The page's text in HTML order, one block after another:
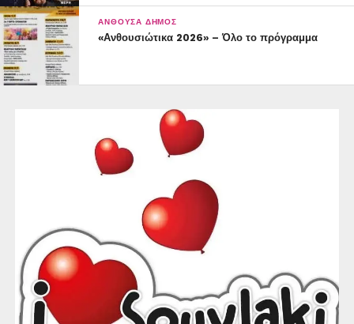
ΑΝΘΟΎΣΑ ΔΉΜΟΣ
«Ανθουσιώτικα 2026» – Όλο το πρόγραμμα